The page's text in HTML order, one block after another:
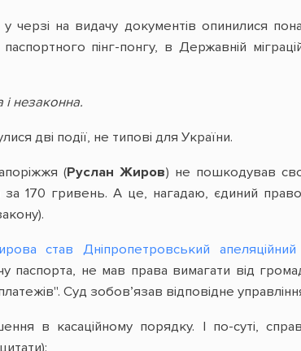
черзі на видачу документів опинилися
пінг-понгу, в Державній
незаконна.
дві події, не типові для України.
(Руслан Жиров) не пошкодував
за 170 гривень. А це, нагадаю, єдиний
став Дніпропетровський апеляційний
паспорта, не мав права вимагати від
Суд зобов’язав відповідне
в касаційному порядку. І по-суті,